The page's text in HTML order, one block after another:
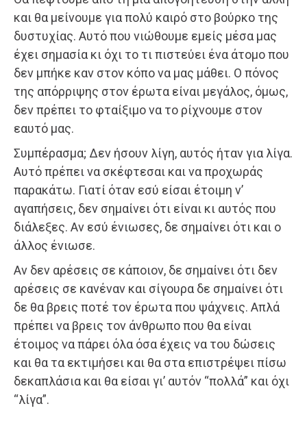
και θα μείνουμε για πολύ καιρό στο βούρκο της
δυστυχίας. Αυτό που νιώθουμε εμείς μέσα μας
έχει σημασία κι όχι το τι πιστεύει ένα άτομο που
δεν μπήκε καν στον κόπο να μας μάθει. Ο πόνος
της απόρριψης στον έρωτα είναι μεγάλος, όμως,
δεν πρέπει το φταίξιμο να το ρίχνουμε στον
εαυτό μας.
Συμπέρασμα; Δεν ήσουν λίγη, αυτός ήταν για λίγα.
Αυτό πρέπει να σκέφτεσαι και να προχωράς
παρακάτω. Γιατί όταν εσύ είσαι έτοιμη ν’
αγαπήσεις, δεν σημαίνει ότι είναι κι αυτός που
διάλεξες. Αν εσύ ένιωσες, δε σημαίνει ότι και ο
άλλος ένιωσε.
Αν δεν αρέσεις σε κάποιον, δε σημαίνει ότι δεν
αρέσεις σε κανέναν και σίγουρα δε σημαίνει ότι
δε θα βρεις ποτέ τον έρωτα που ψάχνεις. Απλά
πρέπει να βρεις τον άνθρωπο που θα είναι
έτοιμος να πάρει όλα όσα έχεις να του δώσεις
και θα τα εκτιμήσει και θα στα επιστρέψει πίσω
δεκαπλάσια και θα είσαι γι’ αυτόν “πολλά” και όχι
“λίγα”.